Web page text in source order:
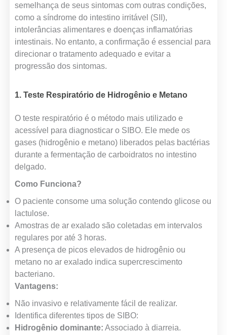
semelhança de seus sintomas com outras condições,
como a síndrome do intestino irritável (SII),
intolerâncias alimentares e doenças inflamatórias
intestinais. No entanto, a confirmação é essencial para
direcionar o tratamento adequado e evitar a
progressão dos sintomas.
1. Teste Respiratório de Hidrogênio e Metano
O teste respiratório é o método mais utilizado e
acessível para diagnosticar o SIBO. Ele mede os
gases (hidrogênio e metano) liberados pelas bactérias
durante a fermentação de carboidratos no intestino
delgado.
Como Funciona?
O paciente consome uma solução contendo glicose ou
lactulose.
Amostras de ar exalado são coletadas em intervalos
regulares por até 3 horas.
A presença de picos elevados de hidrogênio ou
metano no ar exalado indica supercrescimento
bacteriano.
Vantagens:
Não invasivo e relativamente fácil de realizar.
Identifica diferentes tipos de SIBO:
Hidrogênio dominante: Associado à diarreia.